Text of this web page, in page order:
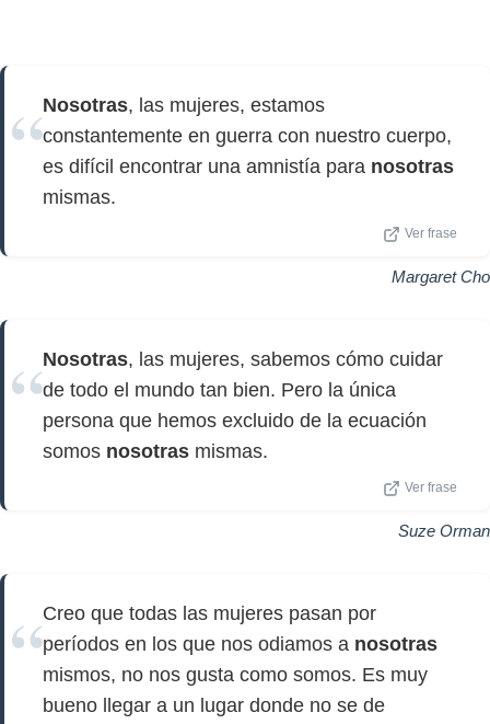
Nosotras, las mujeres, estamos
constantemente en guerra con nuestro cuerpo,
es difícil encontrar una amnistía para nosotras
mismas.
Ver frase
Margaret Cho
Nosotras, las mujeres, sabemos cómo cuidar
de todo el mundo tan bien. Pero la única
persona que hemos excluido de la ecuación
somos nosotras mismas.
Ver frase
Suze Orman
Creo que todas las mujeres pasan por
períodos en los que nos odiamos a nosotras
mismos, no nos gusta como somos. Es muy
bueno llegar a un lugar donde no se de